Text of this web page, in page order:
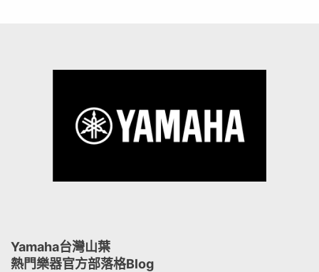
Yamaha台灣山葉
熱門樂器官方部落格Blog